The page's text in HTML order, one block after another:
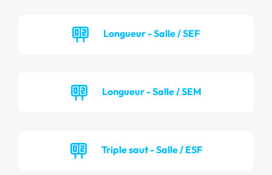
Longueur - Salle / SEF
Longueur - Salle / SEM
Triple saut - Salle / ESF